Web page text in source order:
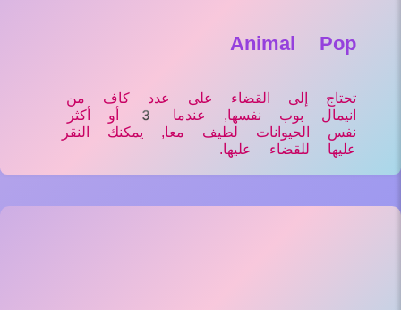
Animal Pop
تحتاج إلى القضاء على عدد كاف من
انيمال بوب نفسها, عندما 3 أو أكثر
نفس الحيوانات لطيف معا, يمكنك النقر
عليها للقضاء عليها.